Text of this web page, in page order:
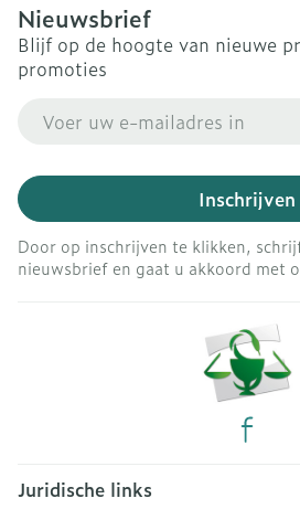
Nieuwsbrief
Blijf op de hoogte van nieuwe
promoties
Inschrijven
Door op inschrijven te klikken,
nieuwsbrief en gaat u akkoord met
Juridische links